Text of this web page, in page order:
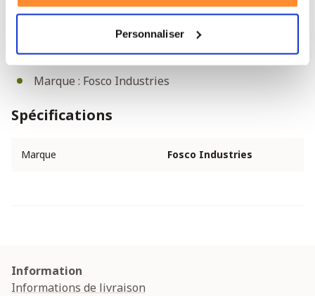
Personnaliser
Matériau : 100 % métal
Housse incluse
Marque : Fosco Industries
Spécifications
Marque Fosco Industries
Information
Informations de livraison